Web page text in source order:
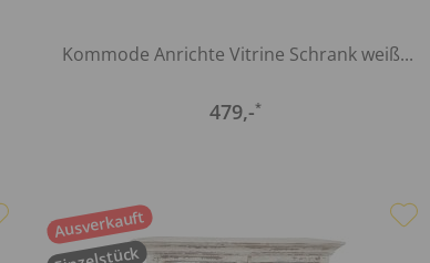
Kommode Anrichte Vitrine Schrank weiß...
479,-*
Ausverkauft